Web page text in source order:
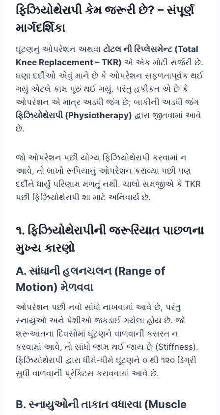
ફિઝિયોથેરાપી કેમ જરૂરી છે? – સંપૂર્ણ
માર્ગદર્શિકા
ઘૂંટણનું ઓપરેશન અથવા ટોટલ ની રિપ્લેસમેન્ટ (Total
Knee Replacement – TKR) એ એક મોટી સર્જરી છે.
ઘણા દર્દીઓ એવું માને છે કે ઓપરેશન સફળતાપૂર્વક થઈ
ગયું એટલે કામ પૂરું થઈ ગયું. પરંતુ હકીકત એ છે કે
ઓપરેશન એ માત્ર અડધી જંગ છે; બાકીની અડધી જંગ
ફિઝિયોથેરાપી (Physiotherapy) દ્વારા જીતવામાં આવે
છે.
જો ઓપરેશન પછી યોગ્ય ફિઝિયોથેરાપી કરવામાં ન
આવે, તો લાખો રૂપિયાનું ઓપરેશન કરાવ્યા પછી પણ
દર્દીને ધાર્યું પરિણામ મળતું નથી. ચાલો સમજીએ કે TKR
પછી ફિઝિયોથેરાપી શા માટે અનિવાર્ય છે.
૧. ફિઝિયોથેરાપીની જરૂરિયાત પાછળના
મુખ્ય કારણો
A. સાંધાની હલનચલન (Range of
Motion) મેળવવા
ઓપરેશન પછી નવો સાંધો નાખવામાં આવે છે, પરંતુ
સ્નાયુઓ અને પેશીઓ જકડાઈ ગયેલા હોય છે. જો
શરૂઆતના દિવસોમાં ઘૂંટણને વાળવાની કસરત ન
કરવામાં આવે, તો સાંધો જામ થઈ જાય છે (Stiffness).
ફિઝિયોથેરાપી દ્વારા ધીમે-ધીમે ઘૂંટણને ૦ થી ૧૨૦ ડિગ્રી
સુધી વાળવાની પ્રેક્ટિસ કરાવવામાં આવે છે.
B. સ્નાયુઓની તાકાત વધારવા (Muscle